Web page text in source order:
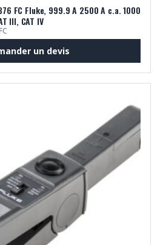
FC Fluke, 999.9 A 2500 A c.a. 1000
III, CAT IV
un devis